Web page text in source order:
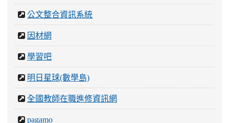
公文整合資訊系統
因材網
學習吧
明日星球(數學島)
全國教師在職進修資訊網
pagamo